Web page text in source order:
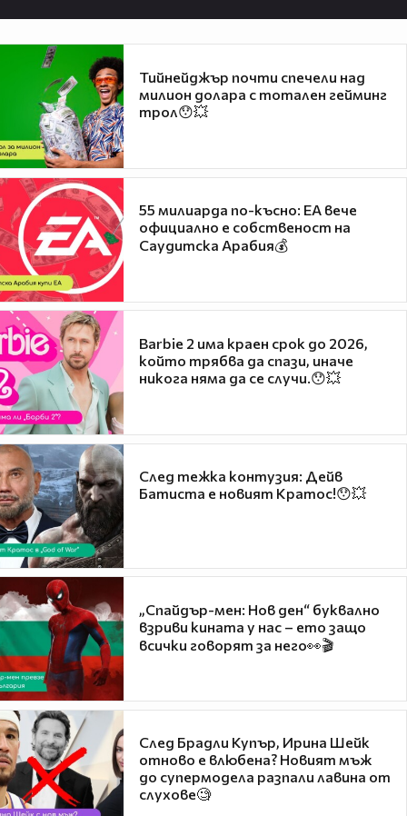
Тийнейджър почти спечели над
милион долара с тотален гейминг
трол😯💥
55 милиарда по-късно: EA вече
официално е собственост на
Саудитска Арабия💰
Barbie 2 има краен срок до 2026,
който трябва да спази, иначе
никога няма да се случи.😯💥
След тежка контузия: Дейв
Батиста е новият Кратос!😯💥
„Спайдър-мен: Нов ден“ буквално
взриви кината у нас – ето защо
всички говорят за него👀🎬
След Брадли Купър, Ирина Шейк
отново е влюбена? Новият мъж
до супермодела разпали лавина от
слухове🧐